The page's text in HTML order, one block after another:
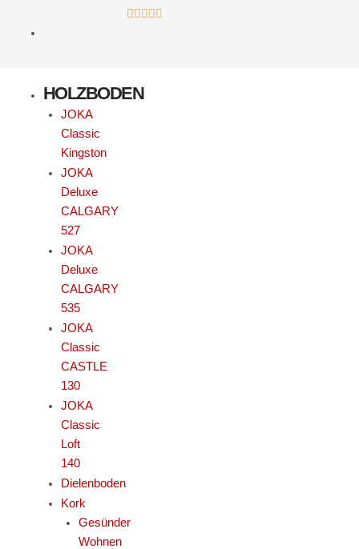
    
HOLZBODEN
JOKA
Classic
Kingston
JOKA
Deluxe
CALGARY
527
JOKA
Deluxe
CALGARY
535
JOKA
Classic
CASTLE
130
JOKA
Classic
Loft
140
Dielenboden
Kork
Gesünder
Wohnen